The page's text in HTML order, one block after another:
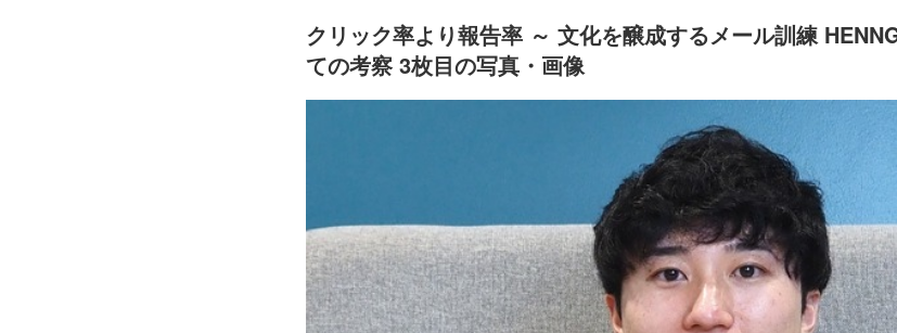
クリック率より報告率 ～ 文化を醸成するメール訓練
ての考察 3枚目の写真・画像